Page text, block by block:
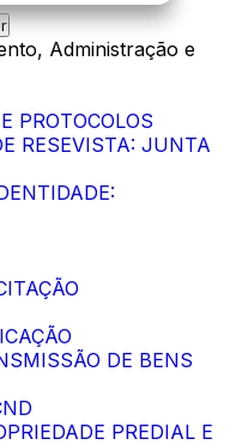
Administração e
PROTOCOLOS
RESEVISTA: JUNTA
DE BENS
PREDIAL E